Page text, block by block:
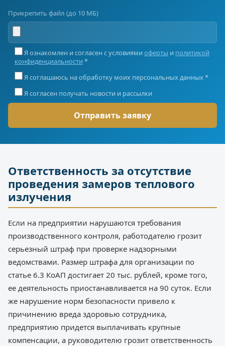
Прикрепить файл (до 10 МБ)
Я ознакомлен и согласен с условиями оферты и политикой
конфиденциальности *
Я соглашаюсь на обработку моих персональных данных *
Я согласен получать новости и рассылки
Ответственность за отсутствие
проведения замеров теплового
излучения
Если на предприятии нарушаются требования
производственного контроля, работодателю грозит
серьезный штраф при проверке надзорными
ведомствами. Размер штрафа для организации по
статье 6.3 КоАП достигает 20 тыс. рублей, кроме того,
ее деятельность приостанавливается на 90 суток. Если
же нарушение норм безопасности привело к
причинению вреда здоровью сотрудника,
предприятию придется выплачивать крупные
компенсации, а руководителю грозит ответственность